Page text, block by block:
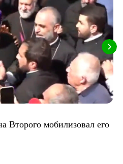
Второго мобилизовал его